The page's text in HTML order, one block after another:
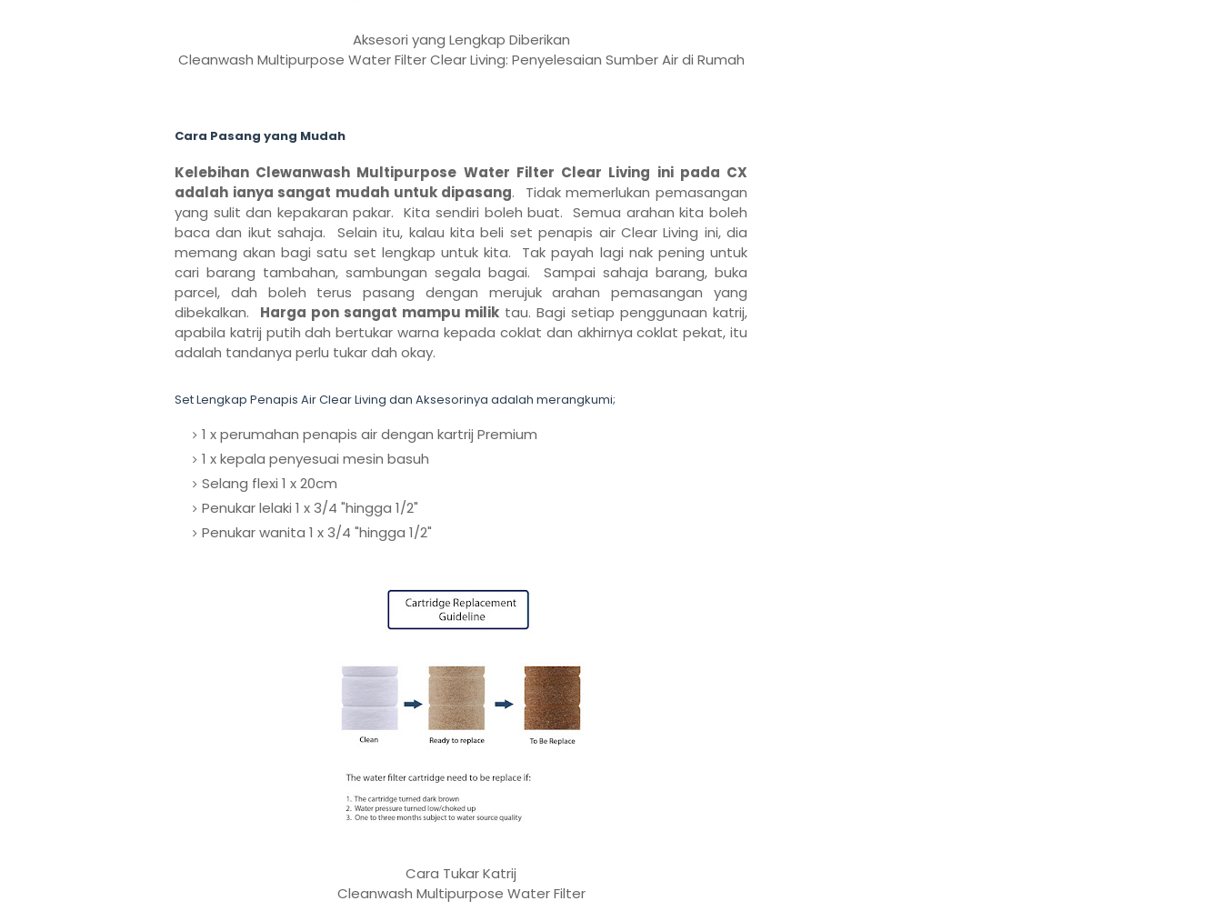
Aksesori yang Lengkap Diberikan
Cleanwash Multipurpose Water Filter Clear Living: Penyelesaian Sumber Air di Rumah
Cara Pasang yang Mudah
Kelebihan Clewanwash Multipurpose Water Filter Clear Living ini pada CX
adalah ianya sangat mudah untuk dipasang. Tidak memerlukan pemasangan
yang sulit dan kepakaran pakar. Kita sendiri boleh buat. Semua arahan kita boleh
baca dan ikut sahaja. Selain itu, kalau kita beli set penapis air Clear Living ini, dia
memang akan bagi satu set lengkap untuk kita. Tak payah lagi nak pening untuk
cari barang tambahan, sambungan segala bagai. Sampai sahaja barang, buka
parcel, dah boleh terus pasang dengan merujuk arahan pemasangan yang
dibekalkan. Harga pon sangat mampu milik tau. Bagi setiap penggunaan katrij,
apabila katrij putih dah bertukar warna kepada coklat dan akhirnya coklat pekat, itu
adalah tandanya perlu tukar dah okay.
Set Lengkap Penapis Air Clear Living dan Aksesorinya adalah merangkumi;
1 x perumahan penapis air dengan kartrij Premium
1 x kepala penyesuai mesin basuh
Selang flexi 1 x 20cm
Penukar lelaki 1 x 3/4 "hingga 1/2"
Penukar wanita 1 x 3/4 "hingga 1/2"
Cara Tukar Katrij
Cleanwash Multipurpose Water Filter